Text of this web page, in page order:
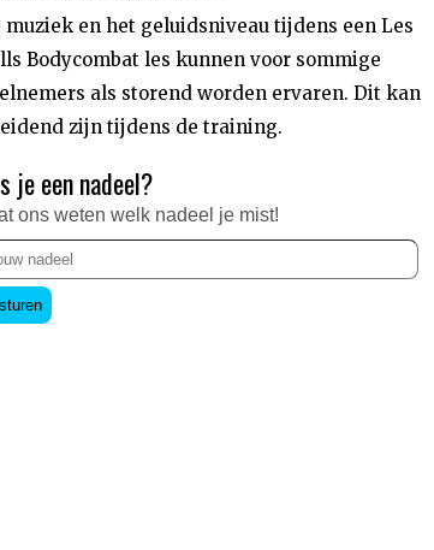
muziek en het geluidsniveau tijdens een Les
Bodycombat les kunnen voor sommige
als storend worden ervaren. Dit kan
zijn tijdens de training.
je een nadeel?
ons weten welk nadeel je mist!